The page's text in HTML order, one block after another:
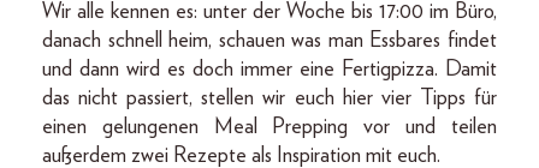
Wir alle kennen es: unter der Woche bis 17:00 im Büro,
danach schnell heim, schauen was man Essbares findet
und dann wird es doch immer eine Fertigpizza. Damit
das nicht passiert, stellen wir euch hier vier Tipps für
einen gelungenen Meal Prepping vor und teilen
außerdem zwei Rezepte als Inspiration mit euch.